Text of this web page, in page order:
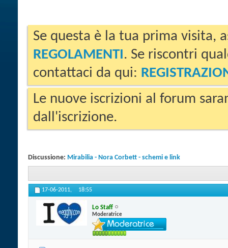
Se questa è la tua prima visita,
REGOLAMENTI. Se riscontri
contattaci da qui:
Le nuove iscrizioni al forum
dall'iscrizione.
Discussione: Mirabilia - Nora Corbett - schemi e link
17-06-2011, 18:55
Lo Staff
Moderatrice